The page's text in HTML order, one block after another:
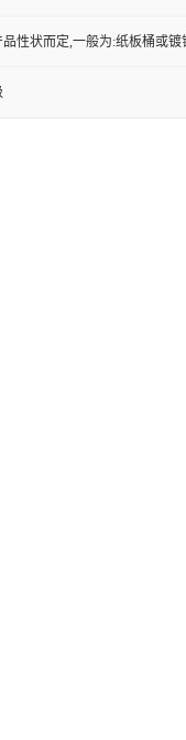
品性状而定,一般为:纸板桶或镀